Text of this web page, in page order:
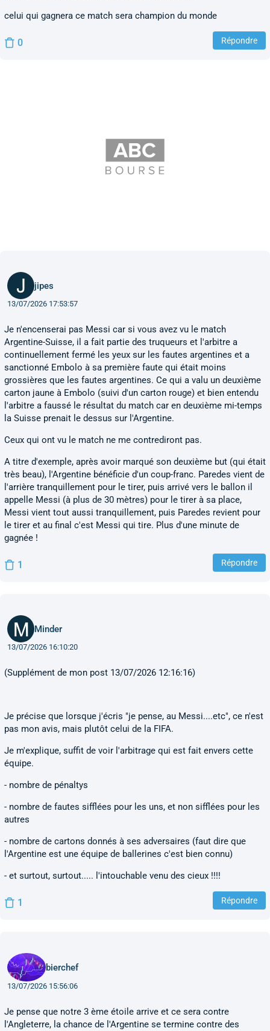
celui qui gagnera ce match sera champion du monde
0 Répondre
jipes
13/07/2026 17:53:57
Je n'encenserai pas Messi car si vous avez vu le match
Argentine-Suisse, il a fait partie des truqueurs et l'arbitre a
continuellement fermé les yeux sur les fautes argentines et a
sanctionné Embolo à sa première faute qui était moins
grossières que les fautes argentines. Ce qui a valu un deuxième
carton jaune à Embolo (suivi d'un carton rouge) et bien entendu
l'arbitre a faussé le résultat du match car en deuxième mi-temps
la Suisse prenait le dessus sur l'Argentine.
Ceux qui ont vu le match ne me contrediront pas.
A titre d'exemple, après avoir marqué son deuxième but (qui était
très beau), l'Argentine bénéficie d'un coup-franc. Paredes vient de
l'arrière tranquillement pour le tirer, puis arrivé vers le ballon il
appelle Messi (à plus de 30 mètres) pour le tirer à sa place,
Messi vient tout aussi tranquillement, puis Paredes revient pour
le tirer et au final c'est Messi qui tire. Plus d'une minute de
gagnée !
1 Répondre
Minder
13/07/2026 16:10:20
(Supplément de mon post 13/07/2026 12:16:16)
Je précise que lorsque j'écris "je pense, au Messi....etc", ce n'est
pas mon avis, mais plutôt celui de la FIFA.
Je m'explique, suffit de voir l'arbitrage qui est fait envers cette
équipe.
- nombre de pénaltys
- nombre de fautes sifflées pour les uns, et non sifflées pour les
autres
- nombre de cartons donnés à ses adversaires (faut dire que
l'Argentine est une équipe de ballerines c'est bien connu)
- et surtout, surtout..... l'intouchable venu des cieux !!!!
1 Répondre
bierchef
13/07/2026 15:56:06
Je pense que notre 3 ème étoile arrive et ce sera contre
l'Angleterre, la chance de l'Argentine se termine contre des